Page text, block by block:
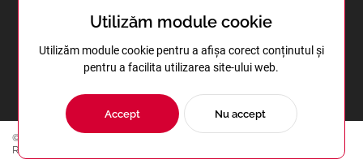
Sănătatea reproductivă în Transnistria
© Copyright 2023 | Centrul de Instruire în Domeniul Sănătăţii
Reproductive | Toate drepturile rezervate
Utilizăm module cookie
Utilizăm module cookie pentru a afișa corect conținutul și
pentru a facilita utilizarea site-ului web.
Accept Nu accept